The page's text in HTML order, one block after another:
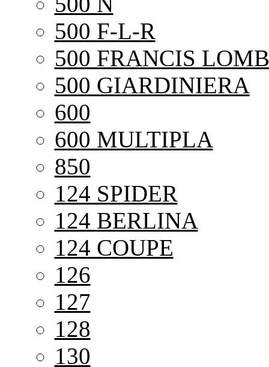
500 F-L-R
500 FRANCIS
500 GIARDINIERA
600
600 MULTIPLA
850
124 SPIDER
124 BERLINA
124 COUPE
126
127
128
130